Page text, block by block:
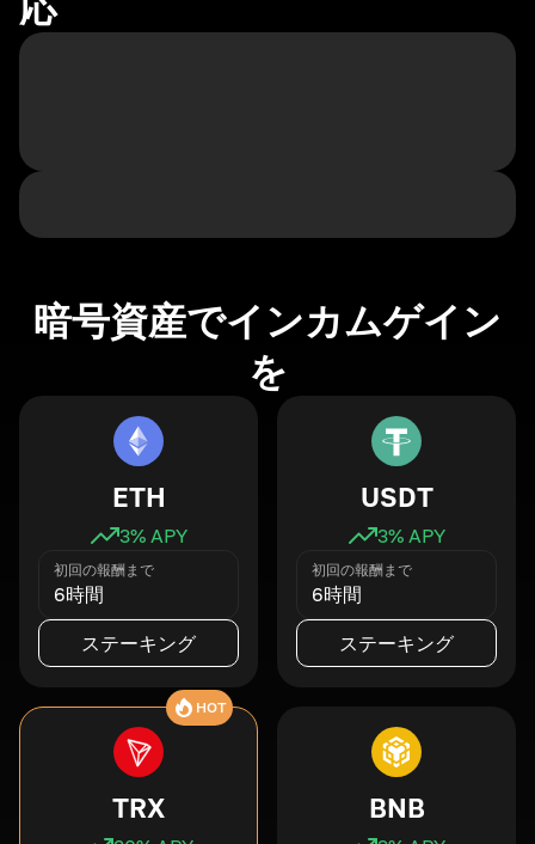
暗号資産でインカムゲイン
を
ETH
3% APY
初回の報酬まで
6時間
ステーキング
USDT
3% APY
初回の報酬まで
6時間
ステーキング
HOT
TRX BNB